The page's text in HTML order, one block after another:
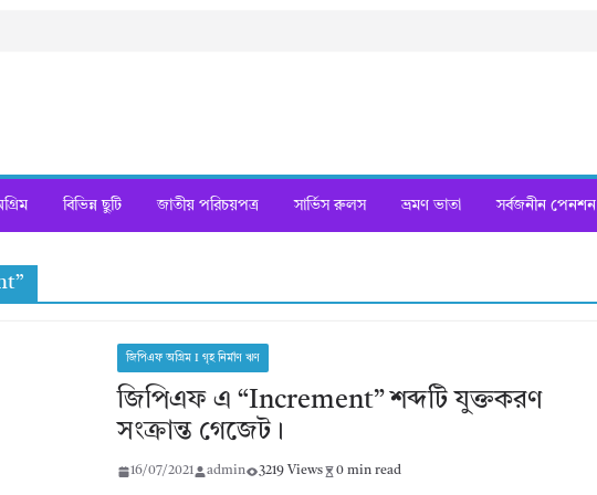
বিভিন্ন ছুটি জাতীয় পরিচয়পত্র সার্ভিস রুলস ভ্রমণ ভাতা সর্বজনীন পেনশন
জিপিএফ অগ্রিম I গৃহ নির্মাণ ঋণ
জিপিএফ এ “Increment” শব্দটি যুক্তকরণ
সংক্রান্ত গেজেট।
16/07/2021 admin 3219 Views 0 min read